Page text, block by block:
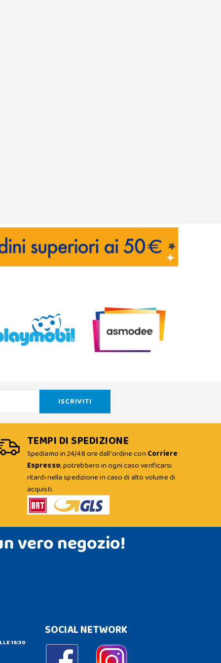
TEMPI DI SPEDIZIONE
Spediamo in 24/48 ore dall'ordine con Corriere
Espresso; potrebbero in ogni caso verificarsi
ritardi nella spedizione in caso di alto volume di
acquisti.
vero negozio!
16:30
SOCIAL NETWORK